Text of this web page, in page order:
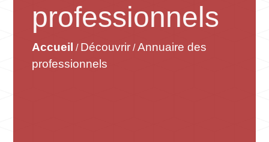
professionnels
Accueil / Découvrir /Annuaire des
professionnels